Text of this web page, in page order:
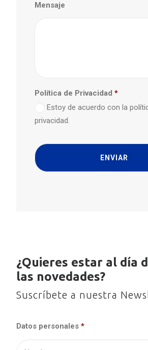
Mensaje
Política de Privacidad *
Estoy de acuerdo con la
privacidad.
¿Quieres estar al día
las novedades?
Suscríbete a nuestra
Datos personales *